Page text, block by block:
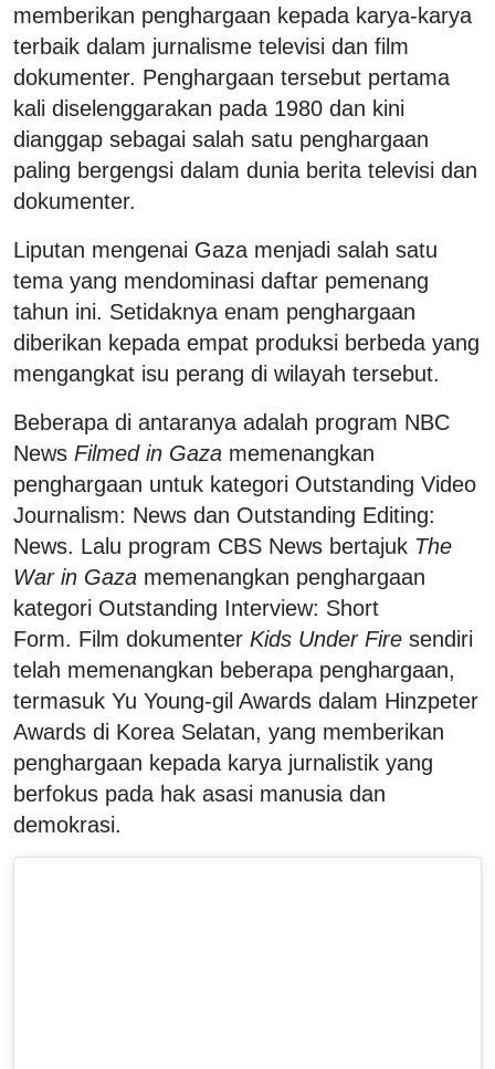
memberikan penghargaan kepada karya-karya
terbaik dalam jurnalisme televisi dan film
dokumenter. Penghargaan tersebut pertama
kali diselenggarakan pada 1980 dan kini
dianggap sebagai salah satu penghargaan
paling bergengsi dalam dunia berita televisi dan
dokumenter.
Liputan mengenai Gaza menjadi salah satu
tema yang mendominasi daftar pemenang
tahun ini. Setidaknya enam penghargaan
diberikan kepada empat produksi berbeda yang
mengangkat isu perang di wilayah tersebut.
Beberapa di antaranya adalah program NBC
News Filmed in Gaza memenangkan
penghargaan untuk kategori Outstanding Video
Journalism: News dan Outstanding Editing:
News. Lalu program CBS News bertajuk The
War in Gaza memenangkan penghargaan
kategori Outstanding Interview: Short
Form. Film dokumenter Kids Under Fire sendiri
telah memenangkan beberapa penghargaan,
termasuk Yu Young-gil Awards dalam Hinzpeter
Awards di Korea Selatan, yang memberikan
penghargaan kepada karya jurnalistik yang
berfokus pada hak asasi manusia dan
demokrasi.